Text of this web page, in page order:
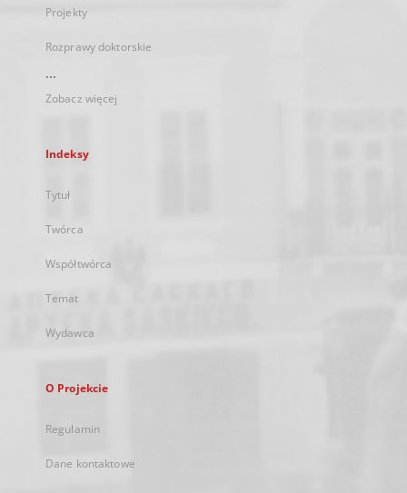
Projekty
Rozprawy doktorskie
...
Zobacz więcej
Indeksy
Tytuł
Twórca
Współtwórca
Temat
Wydawca
O Projekcie
Regulamin
Dane kontaktowe